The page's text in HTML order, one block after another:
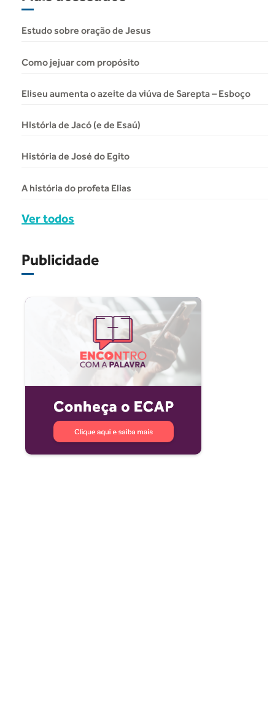
Estudo sobre oração de Jesus
Como jejuar com propósito
Eliseu aumenta o azeite da viúva de Sarepta – Esboço
História de Jacó (e de Esaú)
História de José do Egito
A história do profeta Elias
Ver todos
Publicidade